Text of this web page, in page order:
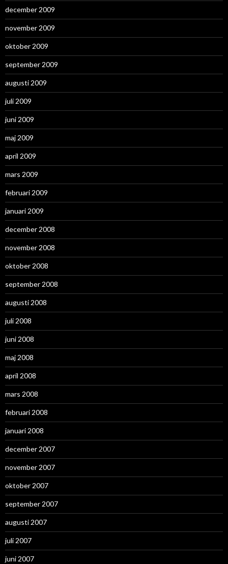
december 2009
november 2009
oktober 2009
september 2009
augusti 2009
juli 2009
juni 2009
maj 2009
april 2009
mars 2009
februari 2009
januari 2009
december 2008
november 2008
oktober 2008
september 2008
augusti 2008
juli 2008
juni 2008
maj 2008
april 2008
mars 2008
februari 2008
januari 2008
december 2007
november 2007
oktober 2007
september 2007
augusti 2007
juli 2007
juni 2007